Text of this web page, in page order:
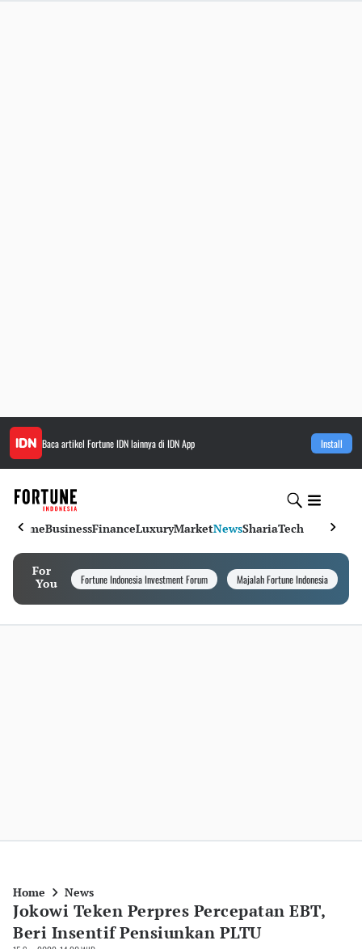
Baca artikel Fortune IDNlainnya di IDN App Install
HomeBusinessFinanceLuxuryMarketNewsShariaTech
For
You
Fortune Indonesia Investment Forum Majalah Fortune Indonesia
Home News
Jokowi Teken Perpres Percepatan EBT,
Beri Insentif Pensiunkan PLTU